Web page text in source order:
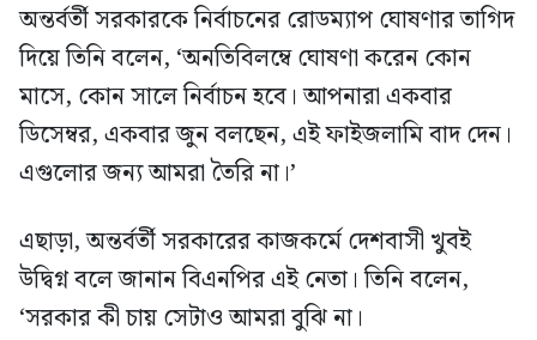
অন্তর্বর্তী সরকারকে নির্বাচনের রোডম্যাপ ঘোষণার তাগিদ
দিয়ে তিনি বলেন, ‘অনতিবিলম্বে ঘোষণা করেন কোন
মাসে, কোন সালে নির্বাচন হবে। আপনারা একবার
ডিসেম্বর, একবার জুন বলছেন, এই ফাইজলামি বাদ দেন।
এগুলোর জন্য আমরা তৈরি না।’
এছাড়া, অন্তর্বর্তী সরকারের কাজকর্মে দেশবাসী খুবই
উদ্বিগ্ন বলে জানান বিএনপির এই নেতা। তিনি বলেন,
‘সরকার কী চায় সেটাও আমরা বুঝি না।